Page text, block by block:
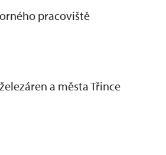
pracoviště
a města Třince